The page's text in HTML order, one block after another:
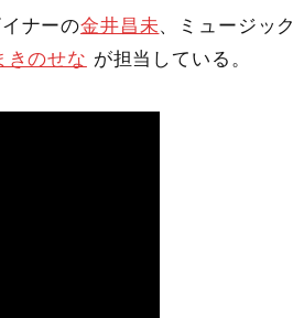
ナーの金井昌未、ミュージック
きのせな が担当している。